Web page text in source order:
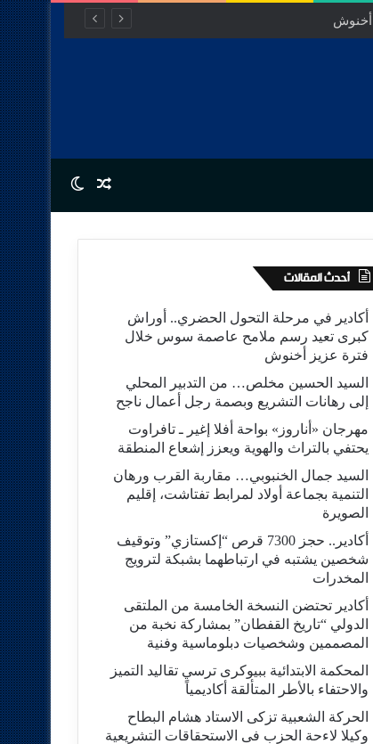
Random Article
Switch skin
أحدث المقالات
أكادير في مرحلة التحول الحضري.. أوراش
كبرى تعيد رسم ملامح عاصمة سوس خلال
فترة عزيز أخنوش
السيد الحسين مخلص… من التدبير المحلي
إلى رهانات التشريع وبصمة رجل أعمال ناجح
مهرجان «أناروز» بواحة أفلا إغير ـ تافراوت
يحتفي بالتراث والهوية ويعزز إشعاع المنطقة
السيد جمال الخنبوبي… مقاربة القرب ورهان
التنمية بجماعة أولاد لمرابط تفتاشت، إقليم
الصويرة
أكادير.. حجز 7300 قرص “إكستازي” وتوقيف
شخصين يشتبه في ارتباطهما بشبكة لترويج
المخدرات
أكادير تحتضن النسخة الخامسة من الملتقى
الدولي “تاريخ القفطان” بمشاركة نخبة من
المصممين وشخصيات دبلوماسية وفنية
المحكمة الابتدائية ببيوكرى ترسي تقاليد التميز
والاحتفاء بالأطر المتألقة أكاديمياً
الحركة الشعبية تزكى الاستاد هشام البطاح
وكيلا لاءحة الحزب فى الاستحقاقات التشريعية